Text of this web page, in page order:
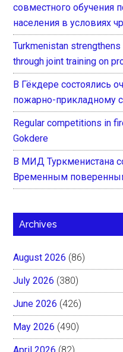
совместного обучения
населения в условиях
Turkmenistan
through joint training on
В Гёкдере состоялись
пожарно-прикладному
Regular competitions in
Gokdere
В МИД Туркменистана
Временным
Archives
August 2026 (86)
July 2026 (380)
June 2026 (426)
May 2026 (490)